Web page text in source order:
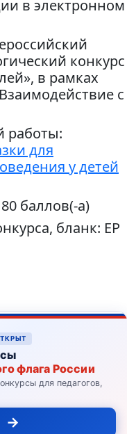
в электронном
конкурс
в рамках
с
работы:
для
у детей
баллов(-а)
бланк: ЕР
флага России
для педагогов,
→